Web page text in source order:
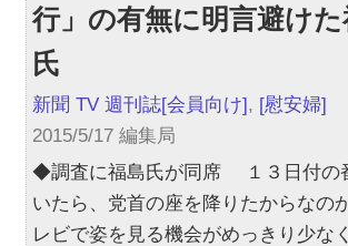
行」の有無に明言避け
氏
新聞 TV 週刊誌[会員向け], [慰安婦]
2015/5/17 編集局
◆調査に福島氏が同席 １３日付の
いたら、党首の座を降りたからなの
レビで姿を見る機会がめっきり少な